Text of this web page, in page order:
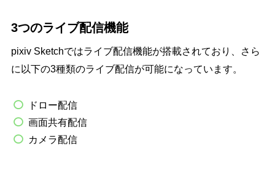
3つのライブ配信機能
pixiv Sketchではライブ配信機能が搭載されており、さら
に以下の3種類のライブ配信が可能になっています。
ドロー配信
画面共有配信
カメラ配信